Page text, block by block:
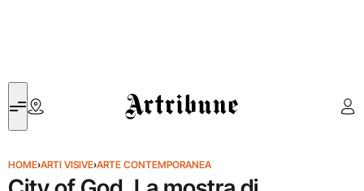
Artribune
HOME›ARTI VISIVE›ARTE CONTEMPORANEA